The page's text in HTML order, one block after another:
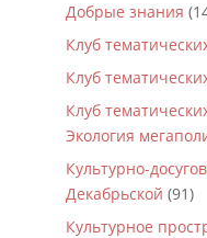
Добрые знания
Клуб
Клуб
Клуб
Экология
Культурно-
Декабрьской (91)
Культурное